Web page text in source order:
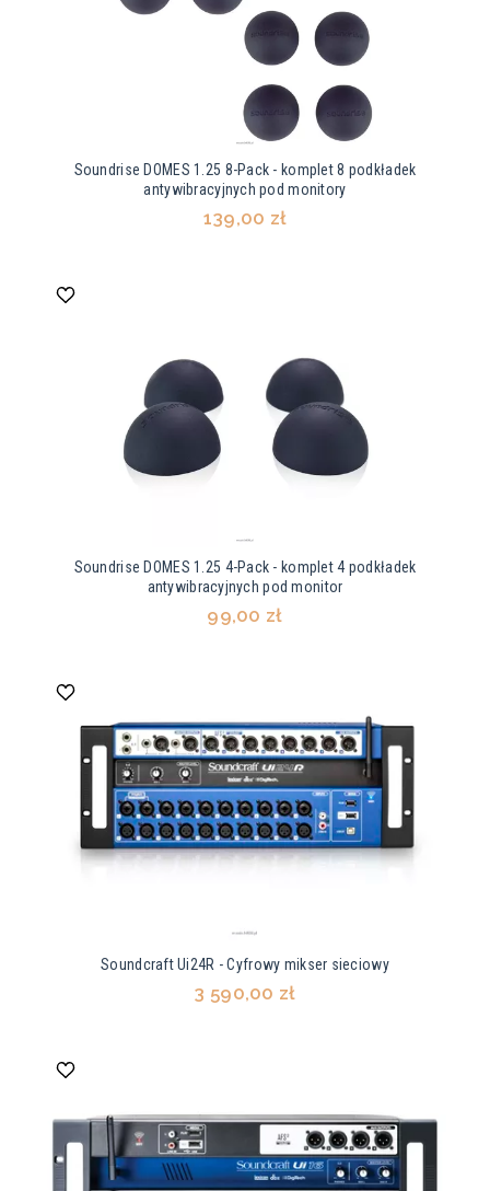
Soundrise DOMES 1.25 8-Pack - komplet 8 podkładek
antywibracyjnych pod monitory
139,00 zł
Soundrise DOMES 1.25 4-Pack - komplet 4 podkładek
antywibracyjnych pod monitor
99,00 zł
Soundcraft Ui24R - Cyfrowy mikser sieciowy
3 590,00 zł